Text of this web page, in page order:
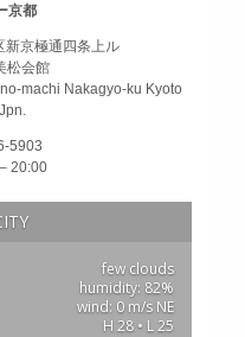
京都
新京極通四条上ル
松会館
machi Nakagyo-ku Kyoto
5903
20:00
few clouds
humidity: 82%
wind: 0 m/s NE
H 28 • L 25